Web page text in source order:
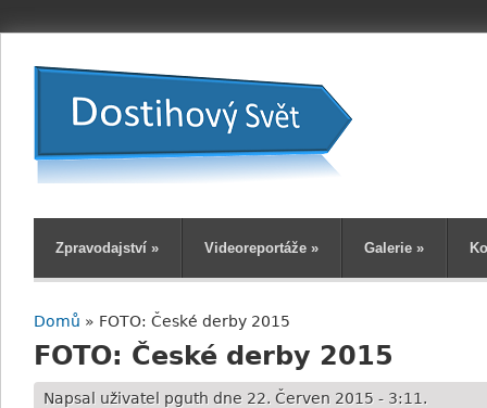
Zpravodajství » Videoreportáže » Galerie »
Jste zde
Domů » FOTO: České derby 2015
FOTO: České derby 2015
Napsal uživatel pguth dne 22. Červen 2015 - 3:11.